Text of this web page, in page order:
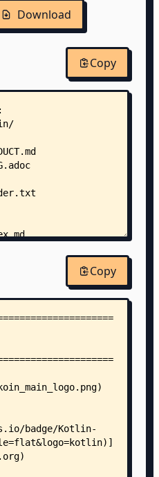
Download
Copy
is-dependency-injection.md
is-koin-annotations.md
is-koin.md
ksp-to-compiler-plugin.md
annotations.md
compose.md
viewmodel.md
multiplatform-
test.md
annotations.md
Copy